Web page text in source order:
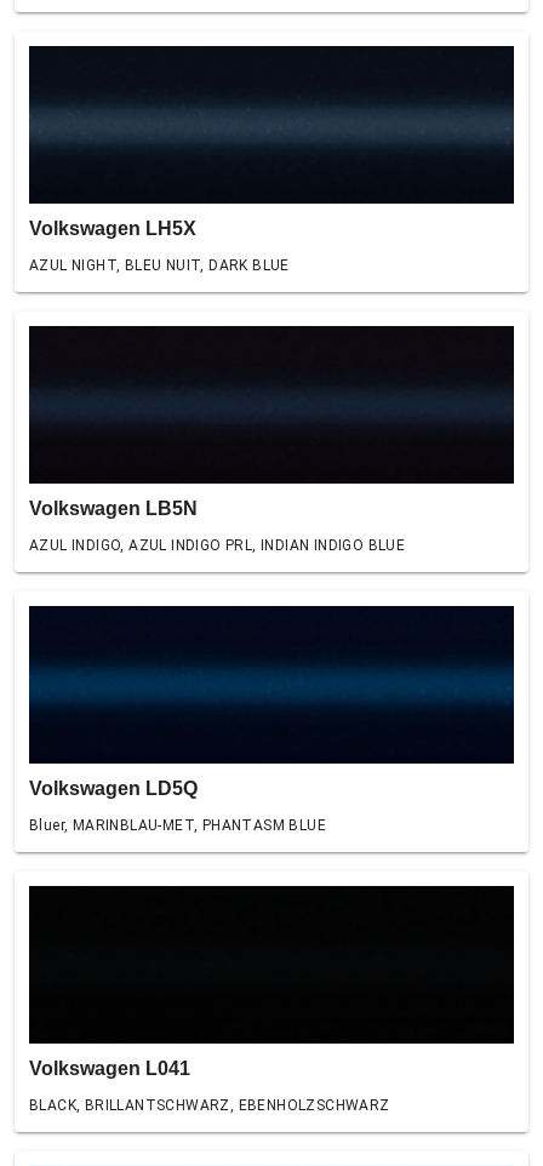
Volkswagen LH5X
AZUL NIGHT, BLEU NUIT, DARK BLUE
Volkswagen LB5N
AZUL INDIGO, AZUL INDIGO PRL, INDIAN INDIGO BLUE
Volkswagen LD5Q
Bluer, MARINBLAU-MET, PHANTASM BLUE
Volkswagen L041
BLACK, BRILLANTSCHWARZ, EBENHOLZSCHWARZ